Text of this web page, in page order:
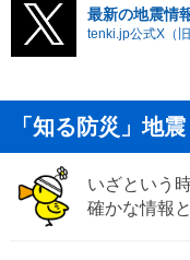
最新の地震情
tenki.jp公式X（
「知る防災」地震
いざという
確かな情報